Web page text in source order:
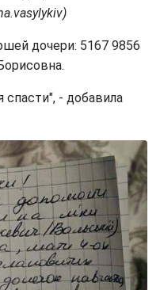
дочери: 5167 9856
- добавила